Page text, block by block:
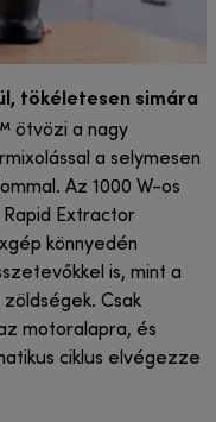
tökéletesen simára
ötvözi a nagy
a selymesen
Az 1000 W-os
Extractor
könnyedén
is, mint a
Csak
motoralapra, és
ciklus elvégezze